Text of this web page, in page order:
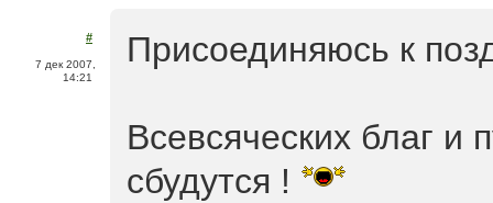
#
7 дек 2007,
14:21
Присоединяюсь к
Всевсяческих благ и
сбудутся !